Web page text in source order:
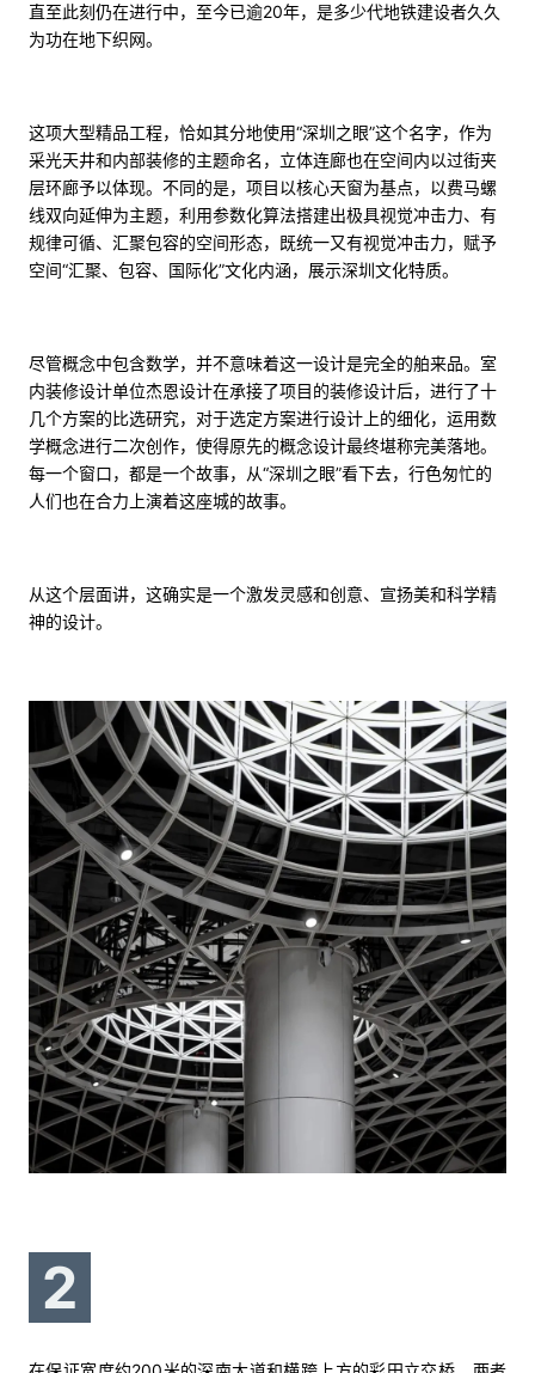
直至此刻仍在进行中，至今已逾20年，是多少代地铁建设者久久
为功在地下织网。
这项大型精品工程，恰如其分地使用“深圳之眼”这个名字，作为
采光天井和内部装修的主题命名，立体连廊也在空间内以过街夹
层环廊予以体现。不同的是，项目以核心天窗为基点，以费马螺
线双向延伸为主题，利用参数化算法搭建出极具视觉冲击力、有
规律可循、汇聚包容的空间形态，既统一又有视觉冲击力，赋予
空间“汇聚、包容、国际化”文化内涵，展示深圳文化特质。
尽管概念中包含数学，并不意味着这一设计是完全的舶来品。室
内装修设计单位杰恩设计在承接了项目的装修设计后，进行了十
几个方案的比选研究，对于选定方案进行设计上的细化，运用数
学概念进行二次创作，使得原先的概念设计最终堪称完美落地。
每一个窗口，都是一个故事，从“深圳之眼”看下去，行色匆忙的
人们也在合力上演着这座城的故事。
从这个层面讲，这确实是一个激发灵感和创意、宣扬美和科学精
神的设计。
2